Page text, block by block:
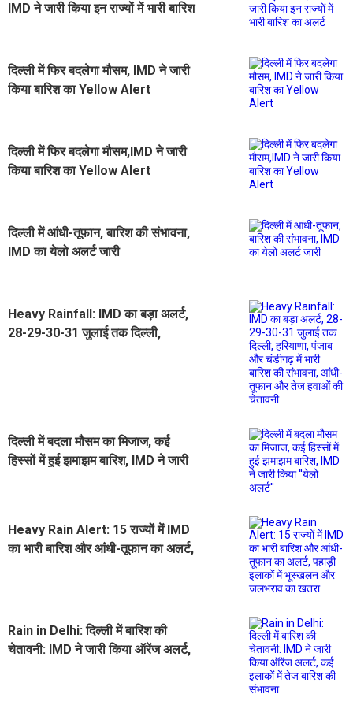
IMD ने जारी किया इन राज्यों में भारी बारिश
दिल्ली में फिर बदलेगा मौसम, IMD ने जारी
किया बारिश का Yellow Alert
दिल्ली में फिर बदलेगा मौसम,IMD ने जारी
किया बारिश का Yellow Alert
दिल्ली में आंधी-तूफान, बारिश की संभावना,
IMD का येलो अलर्ट जारी
Heavy Rainfall: IMD का बड़ा अलर्ट,
28-29-30-31 जुलाई तक दिल्ली,
दिल्ली में बदला मौसम का मिजाज, कई
हिस्सों में हुई झमाझम बारिश, IMD ने जारी
Heavy Rain Alert: 15 राज्यों में IMD
का भारी बारिश और आंधी-तूफान का अलर्ट,
Rain in Delhi: दिल्ली में बारिश की
चेतावनी: IMD ने जारी किया ऑरेंज अलर्ट,